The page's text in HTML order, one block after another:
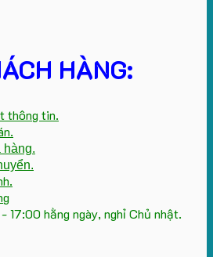
HÀNG:
thông tin.
hàng.
17:00 hằng ngày, nghỉ Chủ nhật.